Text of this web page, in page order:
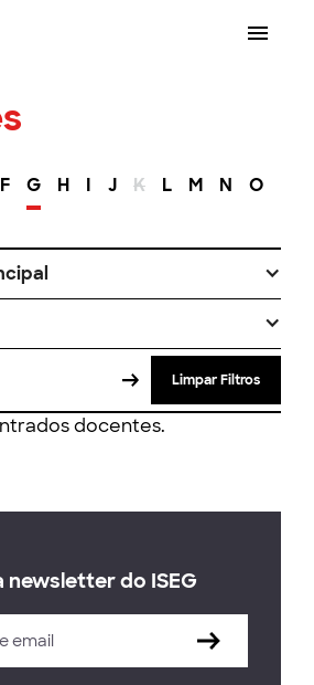
F G H I J K L M N O
Limpar Filtros
docentes.
newsletter do ISEG